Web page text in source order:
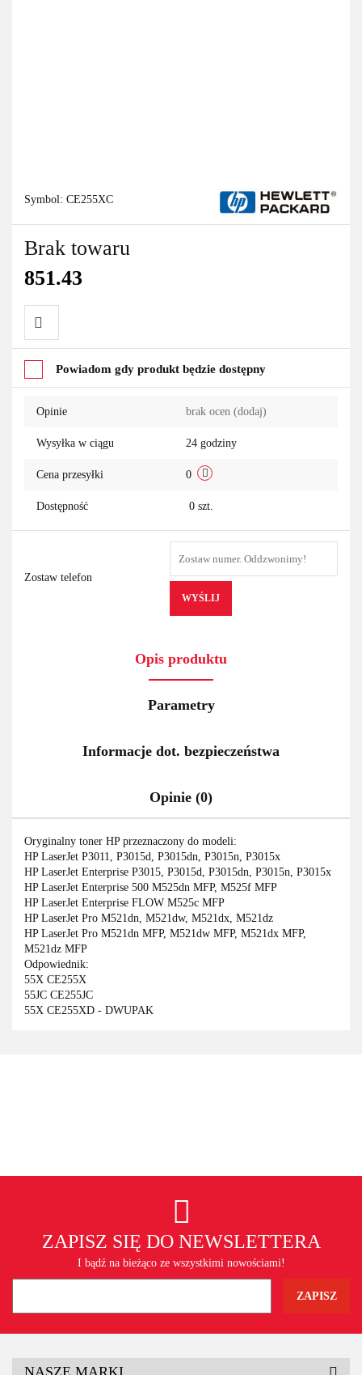
Symbol: CE255XC
Brak towaru
851.43
Do
Powiadom gdy produkt będzie dostępny
Opinie brak ocen (dodaj)
Wysyłka w ciągu 24 godziny
Cena przesyłki 0
Dostępność 0 szt.
Zostaw telefon
WYŚLIJ
Opis produktu
Parametry
Informacje dot. bezpieczeństwa
Opinie (0)
Oryginalny toner HP przeznaczony do modeli:
HP LaserJet P3011, P3015d, P3015dn, P3015n, P3015x
HP LaserJet Enterprise P3015, P3015d, P3015dn, P3015n, P3015x
HP LaserJet Enterprise 500 M525dn MFP, M525f MFP
HP LaserJet Enterprise FLOW M525c MFP
HP LaserJet Pro M521dn, M521dw, M521dx, M521dz
HP LaserJet Pro M521dn MFP, M521dw MFP, M521dx MFP,
M521dz MFP
Odpowiednik:
55X CE255X
55JC CE255JC
55X CE255XD - DWUPAK
ZAPISZ SIĘ DO NEWSLETTERA
I bądź na bieżąco ze wszystkimi nowościami!